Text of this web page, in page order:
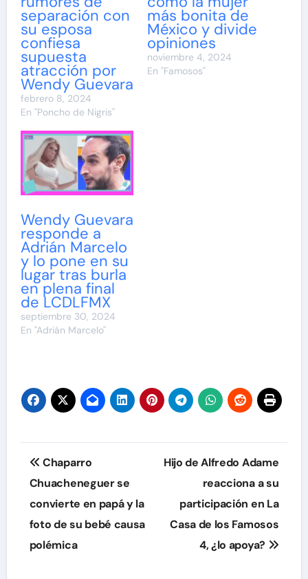
separación con
su esposa
confiesa
supuesta
atracción por
Wendy Guevara
febrero 8, 2024
En "Poncho de Nigris"
más bonita de
México y divide
opiniones
noviembre 4, 2024
En "Famosos"
Wendy Guevara
responde a
Adrián Marcelo
y lo pone en su
lugar tras burla
en plena final
de LCDLFMX
septiembre 30, 2024
En "Adrián Marcelo"
Navegación
de
entradas
Chaparro
Chuacheneguer se
convierte en papá y la
foto de su bebé causa
polémica
Hijo de Alfredo Adame
reacciona a su
participación en La
Casa de los Famosos
4, ¿lo apoya?